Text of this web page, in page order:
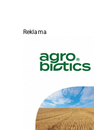
Reklama